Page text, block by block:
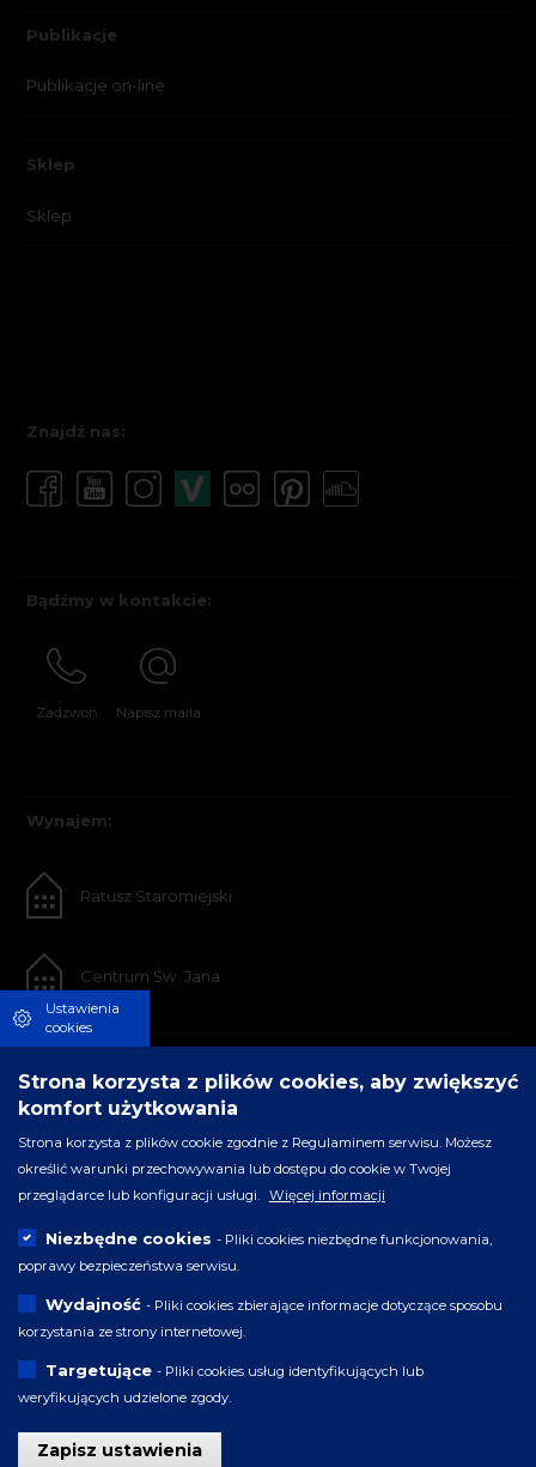
Publikacje
Publikacje on-line
Sklep
Sklep
Znajdź nas:
Bądźmy w kontakcie:
Zadzwoń Napisz maila
Wynajem:
Ratusz Staromiejski
Centrum Św. Jana
Ustawienia
cookies
Strona korzysta z plików cookies, aby zwiększyć
komfort użytkowania
Strona korzysta z plików cookie zgodnie z Regulaminem serwisu. Możesz
określić warunki przechowywania lub dostępu do cookie w Twojej
przeglądarce lub konfiguracji usługi.
Więcej informacji
Niezbędne cookies - Pliki cookies niezbędne funkcjonowania,
poprawy bezpieczeństwa serwisu.
Wydajność - Pliki cookies zbierające informacje dotyczące sposobu
korzystania ze strony internetowej.
Targetujące - Pliki cookies usług identyfikujących lub
weryfikujących udzielone zgody.
Zapisz ustawienia